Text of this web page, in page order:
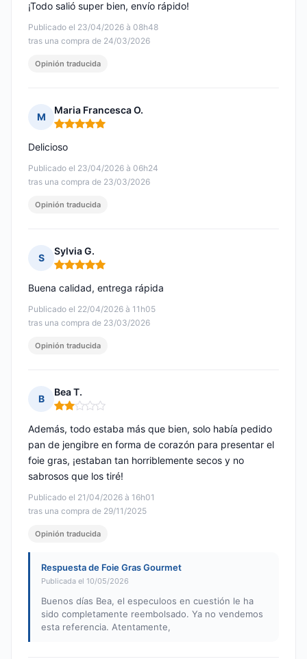
Publicado el 23/04/2026 à 08h48
tras una compra de 24/03/2026
¡Todo salió super bien, envío rápido!
Opinión traducida
M
Maria Francesca O.
Nota: 5 de 5
Publicado el 23/04/2026 à 06h24
tras una compra de 23/03/2026
Delicioso
Opinión traducida
S
Sylvia G.
Nota: 5 de 5
Publicado el 22/04/2026 à 11h05
tras una compra de 23/03/2026
Buena calidad, entrega rápida
Opinión traducida
B
Bea T.
Nota: 2 de 5
Publicado el 21/04/2026 à 16h01
tras una compra de 29/11/2025
Además, todo estaba más que bien, solo había pedido
pan de jengibre en forma de corazón para presentar el
foie gras, ¡estaban tan horriblemente secos y no
sabrosos que los tiré!
Opinión traducida
Respuesta de Foie Gras Gourmet
Publicada el 10/05/2026
Buenos días Bea, el especuloos en cuestión le ha
sido completamente reembolsado. Ya no vendemos
esta referencia. Atentamente,